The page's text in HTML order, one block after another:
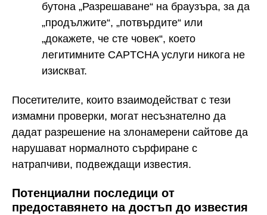
бутона „Разрешаване“ на браузъра, за да
„продължите“, „потвърдите“ или
„докажете, че сте човек“, което
легитимните CAPTCHA услуги никога не
изискват.
Посетителите, които взаимодействат с тези
измамни проверки, могат несъзнателно да
дадат разрешение на злонамерени сайтове да
нарушават нормалното сърфиране с
натрапчиви, подвеждащи известия.
Потенциални последици от
предоставянето на достъп до известия